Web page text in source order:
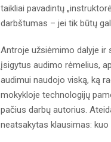
taikliai pavadintų
darbštumas – jei tik būtų
Antroje užsiėmimo dalyje ir
įsigytus audimo rėmelius,
audimui naudojo viską, ką
mokykloje technologijų
pačius darbų autorius.
neatsakytas klausimas: